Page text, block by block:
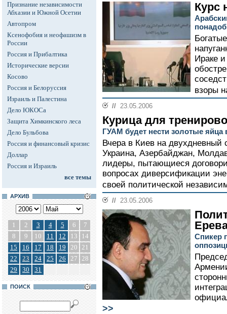
Признание независимости
Абхазии и Южной Осетии
Автопром
Ксенофобия и неофашизм в
России
Россия и Прибалтика
Исторические версии
Косово
Россия и Белоруссия
Израиль и Палестина
Дело ЮКОСа
Защита Химкинского леса
Дело Бульбова
Россия и финансовый кризис
Доллар
Россия и Израиль
все темы
АРХИВ
1 2 3 4 5 6
7
8
9 10 11 12 13
14
15
16 17 18 19 20 21
22
23 24 25 26 27 28
29
30 31
ПОИСК
Курс
Ираке и
взоры
// 23.05.2006
Курица для
ГУАМ будет нести золотые яйца
Вчера в Киев на
Украина, Азербайджан,
лидеры, пытающиеся
вопросах диверсификации
своей политической
// 23.05.2006
Спикер
>>